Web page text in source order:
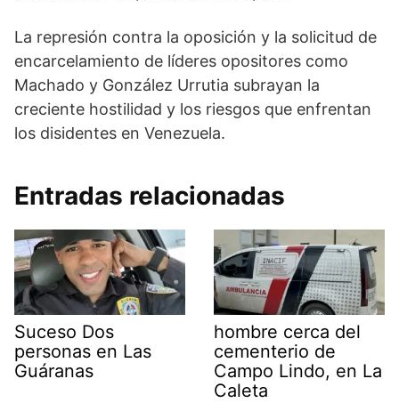
La represión contra la oposición y la solicitud de
encarcelamiento de líderes opositores como
Machado y González Urrutia subrayan la
creciente hostilidad y los riesgos que enfrentan
los disidentes en Venezuela.
Entradas relacionadas
Suceso Dos
personas en Las
Guáranas
hombre cerca del
cementerio de
Campo Lindo, en La
Caleta